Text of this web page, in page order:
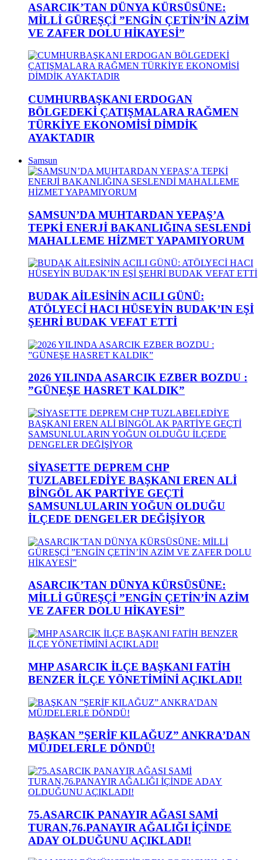
ASARCIK’TAN DÜNYA KÜRSÜSÜNE:
MİLLİ GÜREŞÇİ ”ENGİN ÇETİN’İN AZİM
VE ZAFER DOLU HİKAYESİ”
CUMHURBAŞKANI ERDOGAN
BÖLGEDEKİ ÇATIŞMALARA RAĞMEN
TÜRKİYE EKONOMİSİ DİMDİK
AYAKTADIR
Samsun
SAMSUN’DA MUHTARDAN YEPAŞ’A
TEPKİ ENERJİ BAKANLIĞINA SESLENDİ
MAHALLEME HİZMET YAPAMIYORUM
BUDAK AİLESİNİN ACILI GÜNÜ:
ATÖLYECİ HACI HÜSEYİN BUDAK’IN EŞİ
ŞEHRİ BUDAK VEFAT ETTİ
2026 YILINDA ASARCIK EZBER BOZDU :
”GÜNEŞE HASRET KALDIK”
SİYASETTE DEPREM CHP
TUZLABELEDİYE BAŞKANI EREN ALİ
BİNGÖL AK PARTİYE GEÇTİ
SAMSUNLULARIN YOĞUN OLDUĞU
İLÇEDE DENGELER DEĞİŞİYOR
ASARCIK’TAN DÜNYA KÜRSÜSÜNE:
MİLLİ GÜREŞÇİ ”ENGİN ÇETİN’İN AZİM
VE ZAFER DOLU HİKAYESİ”
MHP ASARCIK İLÇE BAŞKANI FATİH
BENZER İLÇE YÖNETİMİNİ AÇIKLADI!
BAŞKAN ”ŞERİF KILAĞUZ” ANKRA’DAN
MÜJDELERLE DÖNDÜ!
75.ASARCIK PANAYIR AĞASI SAMİ
TURAN,76.PANAYIR AĞALIĞI İÇİNDE
ADAY OLDUĞUNU AÇIKLADI!